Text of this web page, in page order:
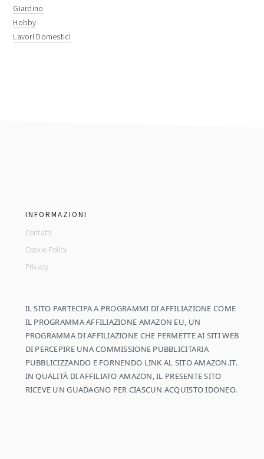
Giardino
Hobby
Lavori Domestici
INFORMAZIONI
Contatti
Cookie Policy
Privacy
IL SITO PARTECIPA A PROGRAMMI DI AFFILIAZIONE COME
IL PROGRAMMA AFFILIAZIONE AMAZON EU, UN
PROGRAMMA DI AFFILIAZIONE CHE PERMETTE AI SITI WEB
DI PERCEPIRE UNA COMMISSIONE PUBBLICITARIA
PUBBLICIZZANDO E FORNENDO LINK AL SITO AMAZON.IT.
IN QUALITÀ DI AFFILIATO AMAZON, IL PRESENTE SITO
RICEVE UN GUADAGNO PER CIASCUN ACQUISTO IDONEO.